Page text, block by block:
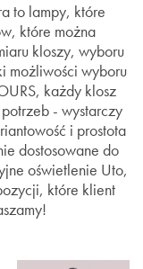
to lampy, które
które można
kloszy, wyboru
możliwości wyboru
każdy klosz
- wystarczy
i prostota
dostosowane do
oświetlenie Uto,
które klient